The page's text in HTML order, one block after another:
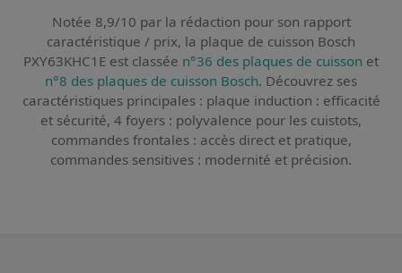
Notée 8,9/10 par la rédaction pour son rapport
caractéristique / prix, la plaque de cuisson Bosch
PXY63KHC1E est classée n°36 des plaques de cuisson et
n°8 des plaques de cuisson Bosch. Découvrez ses
caractéristiques principales : plaque induction : efficacité
et sécurité, 4 foyers : polyvalence pour les cuistots,
commandes frontales : accès direct et pratique,
commandes sensitives : modernité et précision.